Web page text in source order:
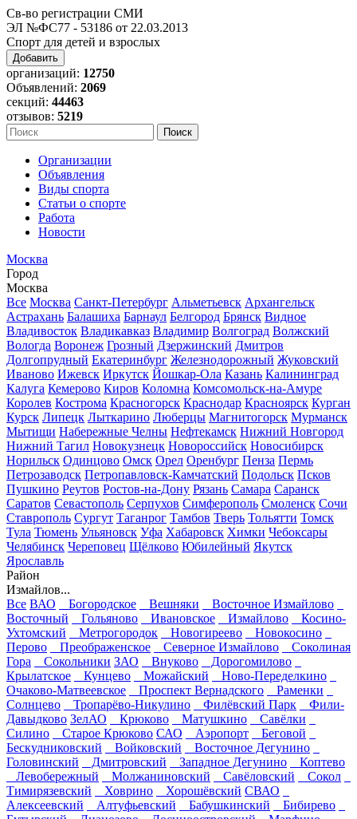
Св-во регистрации СМИ
ЭЛ №ФС77 - 53186 от 22.03.2013
Спорт для детей и взрослых
Добавить
организаций: 12750
Объявлений: 2069
секций: 44463
отзывов: 5219
Организации
Объявления
Виды спорта
Статьи о спорте
Работа
Новости
Москва
Город
Москва
Все Москва Санкт-Петербург Альметьевск Архангельск
Астрахань Балашиха Барнаул Белгород Брянск Видное
Владивосток Владикавказ Владимир Волгоград Волжский
Вологда Воронеж Грозный Дзержинский Дмитров
Долгопрудный Екатеринбург Железнодорожный Жуковский
Иваново Ижевск Иркутск Йошкар-Ола Казань Калининград
Калуга Кемерово Киров Коломна Комсомольск-на-Амуре
Королев Кострома Красногорск Краснодар Красноярск Курган
Курск Липецк Лыткарино Люберцы Магнитогорск Мурманск
Мытищи Набережные Челны Нефтекамск Нижний Новгород
Нижний Тагил Новокузнецк Новороссийск Новосибирск
Норильск Одинцово Омск Орел Оренбург Пенза Пермь
Петрозаводск Петропавловск-Камчатский Подольск Псков
Пушкино Реутов Ростов-на-Дону Рязань Самара Саранск
Саратов Севастополь Серпухов Симферополь Смоленск Сочи
Ставрополь Сургут Таганрог Тамбов Тверь Тольятти Томск
Тула Тюмень Ульяновск Уфа Хабаровск Химки Чебоксары
Челябинск Череповец Щёлково Юбилейный Якутск
Ярославль
Район
Измайлов...
Все ВАО Богородское Вешняки
Восточное Измайлово
Восточный
Гольяново Ивановское Измайлово
Косино-
Ухтомский
Метрогородок Новогиреево
Новокосино
Перово
Преображенское Северное Измайлово
Соколиная
Гора
Сокольники ЗАО Внуково
Дорогомилово
Крылатское
Кунцево Можайский
Ново-Переделкино
Очаково-Матвеевское
Проспект Вернадского
Раменки
Солнцево
Тропарёво-Никулино Филёвский Парк
Фили-
Давыдково ЗелАО Крюково Матушкино
Савёлки
Силино
Старое Крюково САО Аэропорт
Беговой
Бескудниковский
Войковский
Восточное Дегунино
Головинский
Дмитровский Западное Дегунино
Коптево
Левобережный
Молжаниновский Савёловский
Сокол
Тимирязевский
Ховрино Хорошёвский СВАО
Алексеевский
Алтуфьевский Бабушкинский
Бибирево